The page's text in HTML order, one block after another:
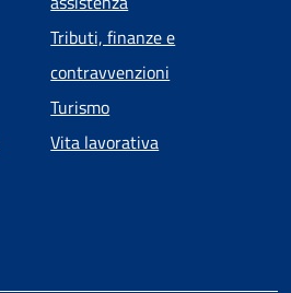
Tributi, finanze e
contravvenzioni
Turismo
Vita lavorativa